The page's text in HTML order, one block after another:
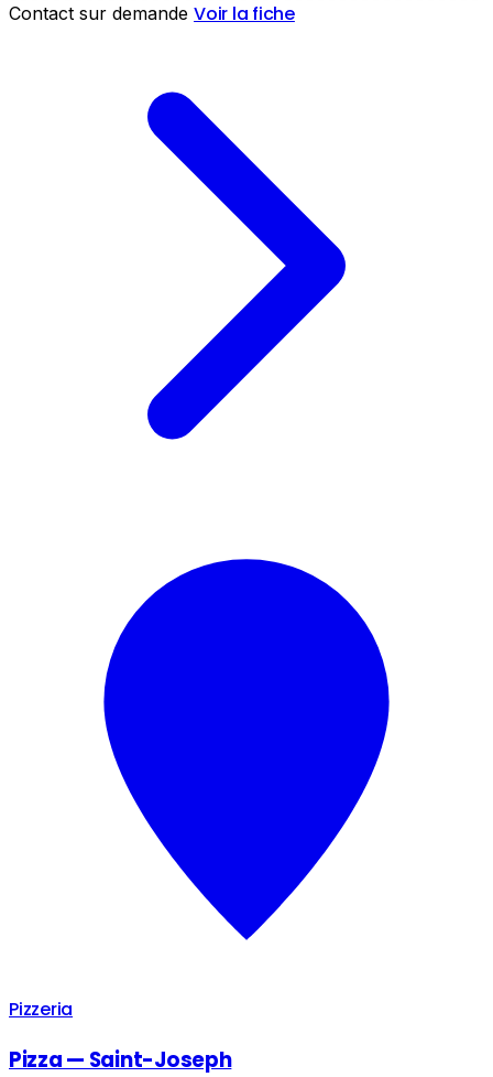
Contact sur demande Voir la fiche
Pizzeria
Pizza — Saint-Joseph